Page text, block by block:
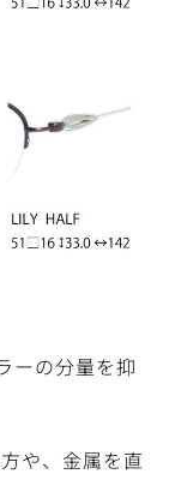
ーの分量を抑
や、金属を直